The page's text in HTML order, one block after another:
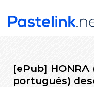
[ePub] HONRA
portugués)